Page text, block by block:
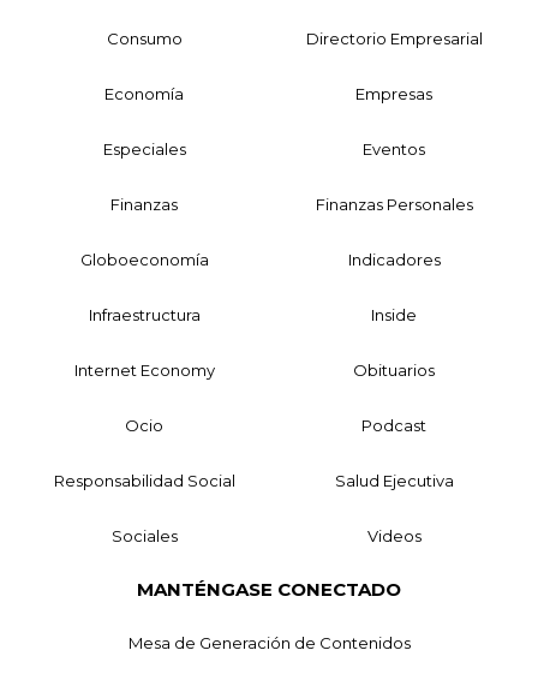
Consumo Directorio Empresarial
Economía Empresas
Especiales Eventos
Finanzas Finanzas Personales
Globoeconomía Indicadores
Infraestructura Inside
Internet Economy Obituarios
Ocio Podcast
Responsabilidad Social Salud Ejecutiva
Sociales Videos
MANTÉNGASE CONECTADO
Mesa de Generación de Contenidos